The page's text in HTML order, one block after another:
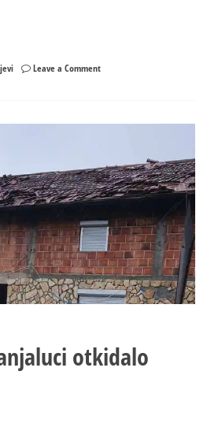
Leave a Commenton
veličine
loptice?
otkidalo